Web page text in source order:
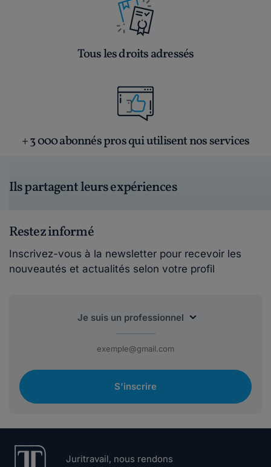
Tous les droits adressés
+ 3 000 abonnés pros qui utilisent nos services
Ils partagent leurs expériences
Restez informé
Inscrivez-vous à la newsletter pour recevoir les
nouveautés et actualités selon votre profil
S'inscrire
Juritravail, nous rendons